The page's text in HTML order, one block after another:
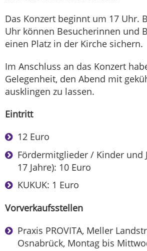
Das Konzert beginnt um 17 Uhr.
Uhr können Besucherinnen und
einen Platz in der Kirche sichern.
Im Anschluss an das Konzert
Gelegenheit, den Abend mit
ausklingen zu lassen.
Eintritt
12 Euro
Fördermitglieder / Kinder und
17 Jahre): 10 Euro
KUKUK: 1 Euro
Vorverkaufsstellen
Praxis PROVITA, Meller
Osnabrück, Montag bis